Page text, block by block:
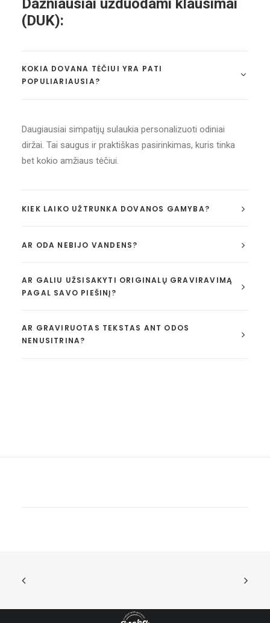
Dažniausiai užduodami klausimai
(DUK):
KOKIA DOVANA TĖČIUI YRA PATI
POPULIARIAUSIA?
Daugiausiai simpatijų sulaukia personalizuoti odiniai
diržai. Tai saugus ir praktiškas pasirinkimas, kuris tinka
bet kokio amžiaus tėčiui.
KIEK LAIKO UŽTRUNKA DOVANOS GAMYBA?
AR ODA NEBIJO VANDENS?
AR GALIU UŽSISAKYTI ORIGINALŲ GRAVIRAVIMĄ
PAGAL SAVO PIEŠINĮ?
AR GRAVIRUOTAS TEKSTAS ANT ODOS
NENUSITRINA?